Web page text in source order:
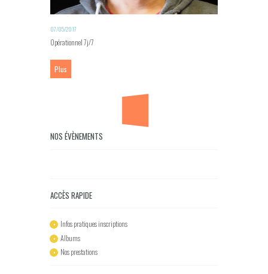
07/05/2017
Opérationnel 7j/7
Plus
NOS ÉVÈNEMENTS
ACCÈS RAPIDE
Infos pratiques inscriptions
Albums
Nos prestations